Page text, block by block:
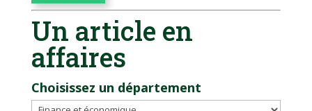
Un article en
affaires
Choisissez un département